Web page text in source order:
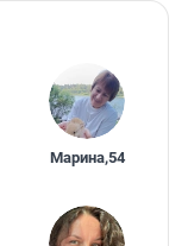
Марина,54